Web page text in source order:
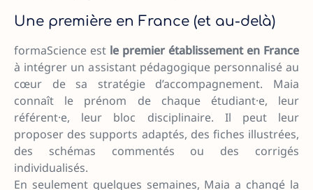
Une première en France (et au-delà)
formaScience est le premier établissement en France
à intégrer un assistant pédagogique personnalisé au
cœur de sa stratégie d’accompagnement. Maia
connaît le prénom de chaque étudiant·e, leur
référent·e, leur bloc disciplinaire. Il peut leur
proposer des supports adaptés, des fiches illustrées,
des schémas commentés ou des corrigés
individualisés.
En seulement quelques semaines, Maia a changé la